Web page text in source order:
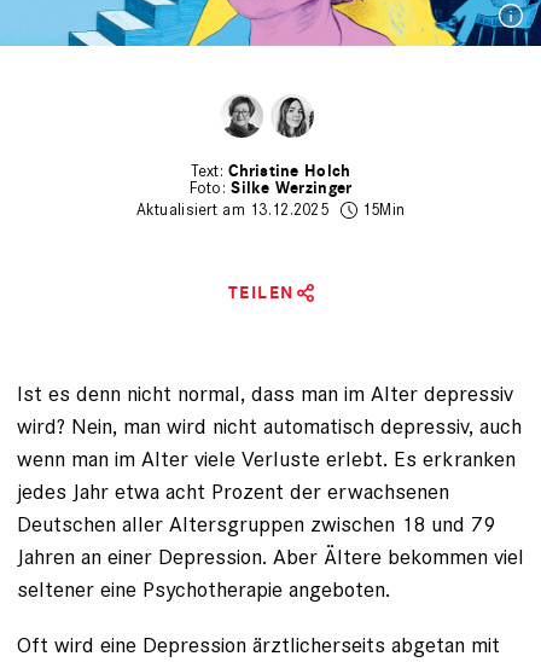
Christine Holch
Silke Werzinger
Aktualisiert am 13.12.2025
15Min
TEILEN
Ist es denn nicht normal, dass man im Alter ­depressiv
wird? Nein, man wird nicht automatisch ­depressiv, auch
wenn man im Alter viele Verluste erlebt. Es erkranken
jedes Jahr etwa acht Prozent der ­erwachsenen
Deutschen aller Altersgruppen ­zwischen 18 und 79
Jahren an einer Depression. Aber Ältere bekommen viel
seltener eine ­Psychotherapie angeboten.
Oft wird eine Depression ärztlicherseits ­abgetan mit